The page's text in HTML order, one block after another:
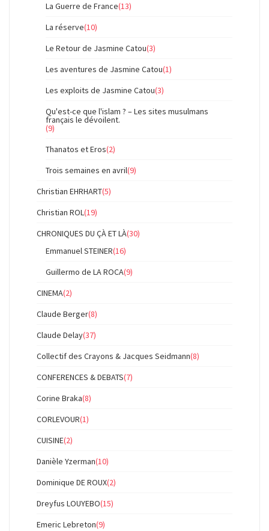
La Guerre de France(13)
La réserve(10)
Le Retour de Jasmine Catou(3)
Les aventures de Jasmine Catou(1)
Les exploits de Jasmine Catou(3)
Qu'est-ce que l'islam ? – Les sites musulmans
français le dévoilent.
(9)
Thanatos et Eros(2)
Trois semaines en avril(9)
Christian EHRHART(5)
Christian ROL(19)
CHRONIQUES DU ÇÀ ET LÀ(30)
Emmanuel STEINER(16)
Guillermo de LA ROCA(9)
CINEMA(2)
Claude Berger(8)
Claude Delay(37)
Collectif des Crayons & Jacques Seidmann(8)
CONFERENCES & DEBATS(7)
Corine Braka(8)
CORLEVOUR(1)
CUISINE(2)
Danièle Yzerman(10)
Dominique DE ROUX(2)
Dreyfus LOUYEBO(15)
Emeric Lebreton(9)